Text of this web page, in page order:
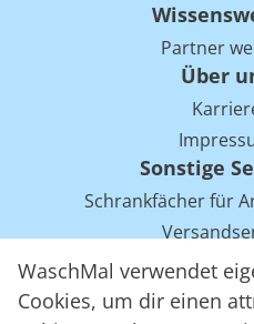
WaschMal verwendet
Cookies, um dir einen
Partner
Über
Sonstige
Schrankfächer für
Einsparpotentiale für
Arbeitskleidung